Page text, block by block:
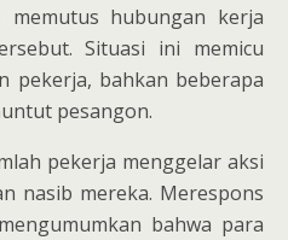
memutus hubungan kerja
Situasi ini memicu
pekerja, bahkan beberapa
pesangon.
pekerja menggelar aksi
nasib mereka. Merespons
bahwa para